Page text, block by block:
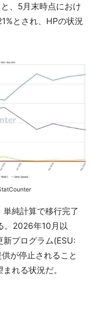
、5月末時点におけ
とされ、HPの状況
純計算で移行完了
。2026年10月以
新プログラム(ESU:
が停止されること
れる状況だ。